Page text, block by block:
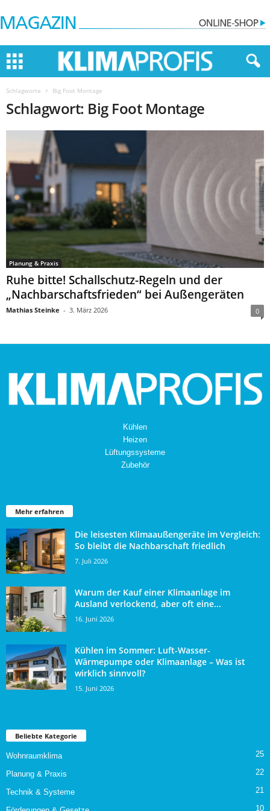
Schlagworte Big Foot Montage
Schlagwort: Big Foot Montage
Planung & Praxis
Ruhe bitte! Schallschutz-Regeln und der
„Nachbarschaftsfrieden“ bei Außengeräten
Mathias Steinke - 3. März 2026 0
Kühlen
Heizen
Lüftungssysteme
Zubehör
Mehr erfahren
Die leisesten Klimaaußengeräte im Vergleich:
So bleibt die Nachbarschaft friedlich
7. Juli 2026
Warum der Kauf einer Klimaanlage im
Ausland verlockend, aber oft eine...
16. Juni 2026
Kühlen im Sommer: Luft-Wasser-
Wärmepumpe oder Klimaanlage – Was ist
wirklich sinnvoll?
15. Juni 2026
Beliebte Kategorie
Wohnraumklima 25
Planung & Praxis 22
Technik & Systeme 21
10